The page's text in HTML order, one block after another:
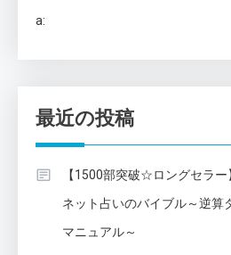
a:
最近の投稿
【1500部突破☆ロングセラ
ネット占いのバイブル～逆算
マニュアル～